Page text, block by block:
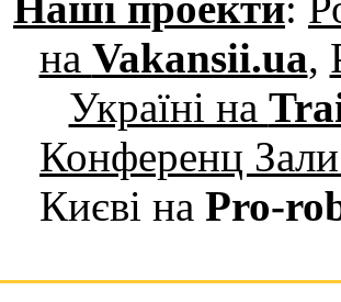
на Vakansii.ua,
Україні на
Конференц
Києві на Pro-